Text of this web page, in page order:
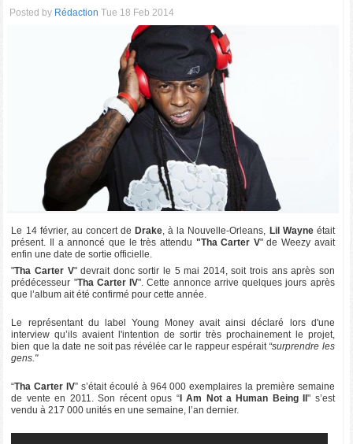
Posted by Rédaction Tue 18 Feb 2014
Le 14 février, au concert deDrake , à la Nouvelle-Orleans, Lil Wayneétait
présent. Il a annoncé que le très attendu "Tha Carter V" de Weezy avait
enfin une date de sortie officielle.
"Tha Carter V" devrait donc sortir le 5 mai 2014, soit trois ans après son
prédécesseur "Tha Carter IV". Cette annonce arrive quelques jours après
que l’album ait été confirmé pour cette année.
Le représentant du label Young Money avait ainsi déclaré lors d'une
interview qu’ils avaient l'intention de sortir très prochainement le projet,
bien que la date ne soit pas révélée car le rappeur espérait “surprendre les
gens."
“Tha Carter IV” s’était écoulé à 964 000 exemplaires la première semaine
de vente en 2011. Son récent opus “I Am Not a Human Being II" s’est
vendu à 217 000 unités en une semaine, l’an dernier.